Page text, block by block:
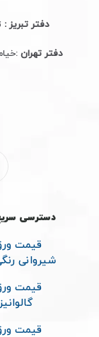
دفتر تبریز :
دفتر تهران
دسترسی
قیمت
شیروانی
قیمت
قیمت